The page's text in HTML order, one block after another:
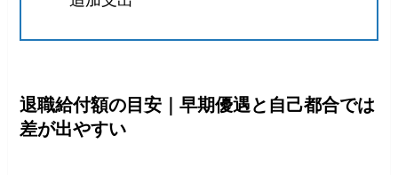
退職給付額の目安｜早期優遇と自己都合では
差が出やすい